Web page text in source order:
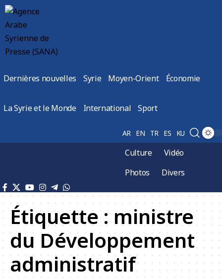
Dernières nouvelles Syrie Moyen-Orient Économie
La Syrie et le Monde International Sport
AR EN TR ES KU
Culture
Vidéo
Photos
Divers
Étiquette : ministre
du Développement
administratif